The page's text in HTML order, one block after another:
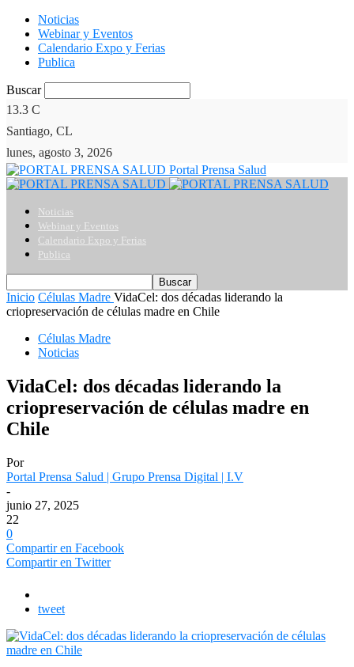
Noticias
Webinar y Eventos
Calendario Expo y Ferias
Publica
Buscar
13.3 C
Santiago, CL
lunes, agosto 3, 2026
Portal Prensa Salud
Noticias
Webinar y Eventos
Calendario Expo y Ferias
Publica
Inicio Células Madre VidaCel: dos décadas liderando la
criopreservación de células madre en Chile
Células Madre
Noticias
VidaCel: dos décadas liderando la
criopreservación de células madre en
Chile
Por
Portal Prensa Salud | Grupo Prensa Digital | I.V
-
junio 27, 2025
22
0
Compartir en Facebook
Compartir en Twitter
tweet